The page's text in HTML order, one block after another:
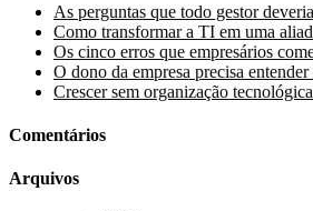
As perguntas que todo gestor
Como transformar a TI em uma
Os cinco erros que empresários
O dono da empresa precisa
Crescer sem organização
Comentários
Arquivos